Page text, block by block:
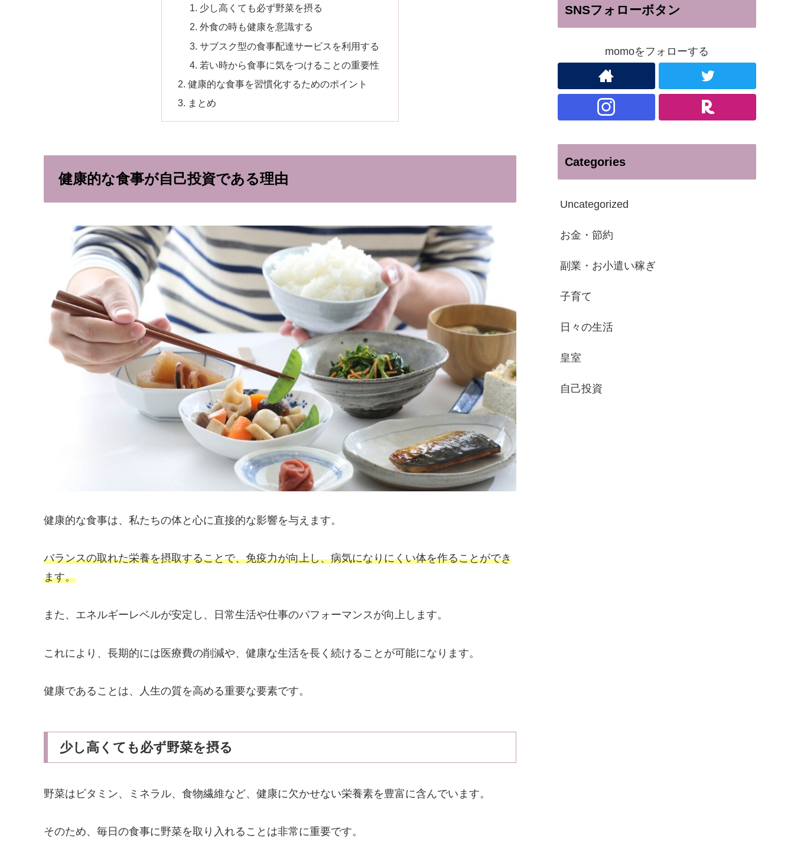
少し高くても必ず野菜を摂る
外食の時も健康を意識する
サブスク型の食事配達サービスを利用する
若い時から食事に気をつけることの重要性
健康的な食事を習慣化するためのポイント
まとめ
健康的な食事が自己投資である理由
健康的な食事は、私たちの体と心に直接的な影響を与えます。
バランスの取れた栄養を摂取することで、免疫力が向上し、病気になりにくい体を作ることができ
ます。
また、エネルギーレベルが安定し、日常生活や仕事のパフォーマンスが向上します。
これにより、長期的には医療費の削減や、健康な生活を長く続けることが可能になります。
健康であることは、人生の質を高める重要な要素です。
少し高くても必ず野菜を摂る
野菜はビタミン、ミネラル、食物繊維など、健康に欠かせない栄養素を豊富に含んでいます。
そのため、毎日の食事に野菜を取り入れることは非常に重要です。
SNSフォローボタン
momoをフォローする
Categories
Uncategorized
お金・節約
副業・お小遣い稼ぎ
子育て
日々の生活
皇室
自己投資